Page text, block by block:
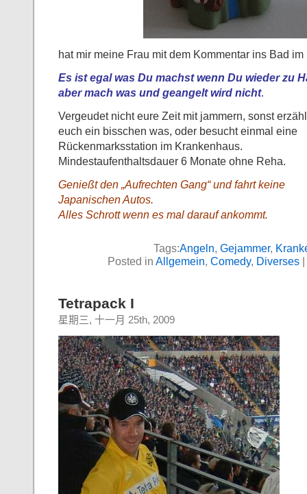
hat mir meine Frau mit dem Kommentar ins Bad
Es ist egal was Du machst wenn Du wieder zu
aber mach was und geangelt wird nicht.
Vergeudet nicht eure Zeit mit jammern, sonst
euch ein bisschen was, oder besucht einmal eine
Rückenmarksstation im Krankenhaus.
Mindestaufenthaltsdauer 6 Monate ohne Reha.
Genießt den „Aufrechten Gang“ und fahrt keine
Japanischen Autos.
Alles Schrott wenn es mal darauf ankommt.
Tags:Angeln, Gejammer,
Posted in Allgemein, Comedy, Diverses|
Tetrapack I
星期三, 十一月 25th, 2009